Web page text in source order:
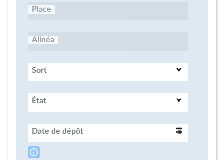
Place
Alinéa
Sort
État
Date de dépôt